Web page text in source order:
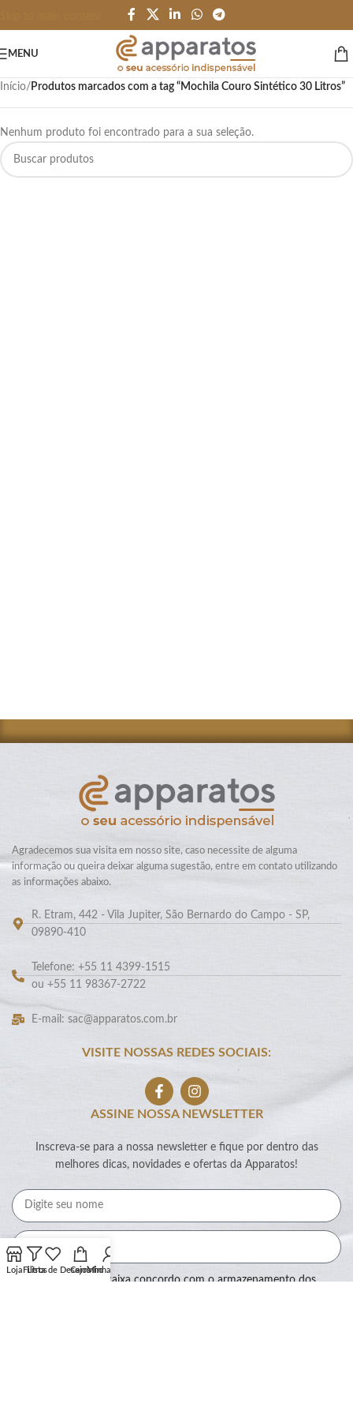
MENU
Início/ Produtos marcados com a tag “Mochila Couro Sintético 30 Litros”
Nenhum produto foi encontrado para a sua seleção.
Agradecemos sua visita em nosso site, caso necessite de alguma
informação ou queira deixar alguma sugestão, entre em contato utilizando
as informações abaixo.
R. Etram, 442 - Vila Jupiter, São Bernardo do Campo - SP,
09890-410
Telefone: +55 11 4399-1515
ou +55 11 98367-2722
E-mail: sac@apparatos.com.br
VISITE NOSSAS REDES SOCIAIS:
ASSINE NOSSA NEWSLETTER
Inscreva-se para a nossa newsletter e fique por dentro das
melhores dicas, novidades e ofertas da Apparatos!
Ao marcar essa caixa concordo com o armazenamento dos
Loja Filtros
Lista de Desejos
CarrinhoMinha conta